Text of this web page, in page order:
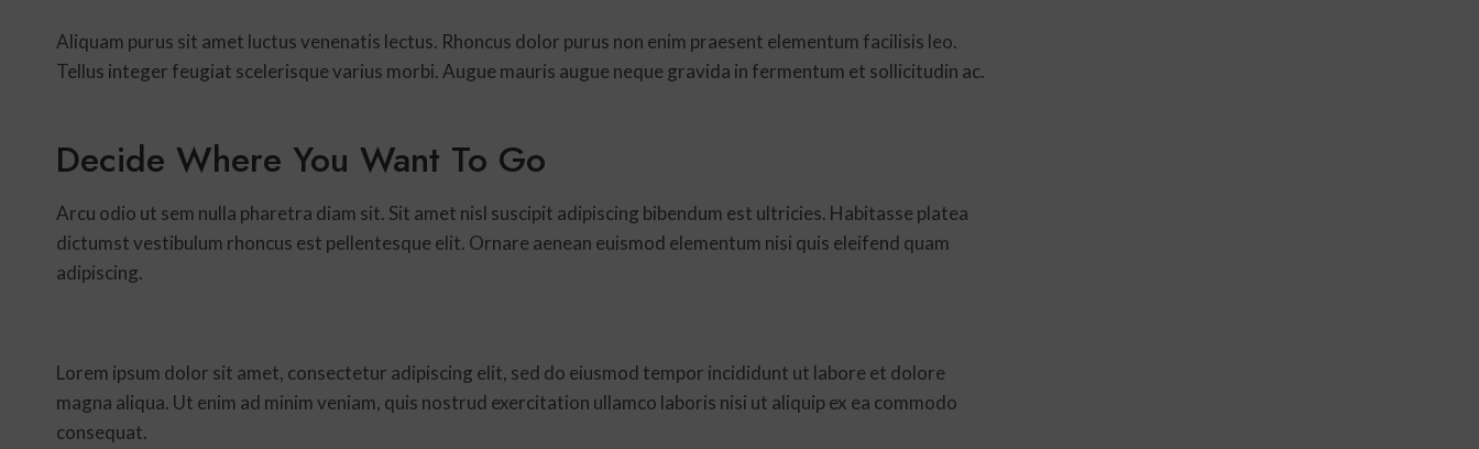
Aliquam purus sit amet luctus venenatis lectus. Rhoncus dolor purus non enim praesent elementum facilisis leo.
Tellus integer feugiat scelerisque varius morbi. Augue mauris augue neque gravida in fermentum et sollicitudin ac.
Decide Where You Want To Go
Arcu odio ut sem nulla pharetra diam sit. Sit amet nisl suscipit adipiscing bibendum est ultricies. Habitasse platea
dictumst vestibulum rhoncus est pellentesque elit. Ornare aenean euismod elementum nisi quis eleifend quam
adipiscing.
Lorem ipsum dolor sit amet, consectetur adipiscing elit, sed do eiusmod tempor incididunt ut labore et dolore
magna aliqua. Ut enim ad minim veniam, quis nostrud exercitation ullamco laboris nisi ut aliquip ex ea commodo
consequat.